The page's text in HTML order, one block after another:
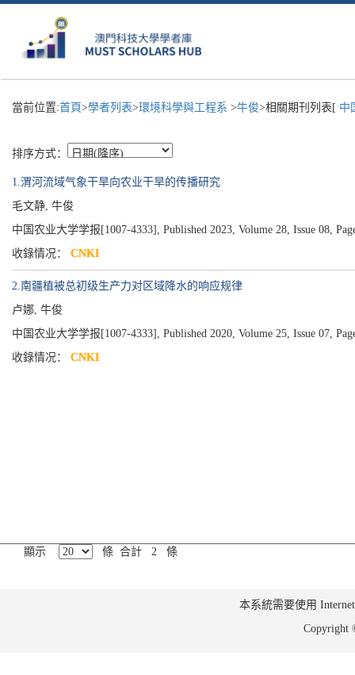
當前位置:首頁>學者列表>環境科學與工程系 >牛俊>相關期刊列表[ 中
排序方式：
1.渭河流域气象干旱向农业干旱的传播研究
毛文静, 牛俊
中国农业大学学报[1007-4333], Published 2023, Volume 28, Issue 08,
收錄情况： CNKI
2.南疆植被总初级生产力对区域降水的响应规律
卢娜, 牛俊
中国农业大学学报[1007-4333], Published 2020, Volume 25, Issue 07,
收錄情况： CNKI
顯示 條 合計 2 條
本系統需要使用
Copyright